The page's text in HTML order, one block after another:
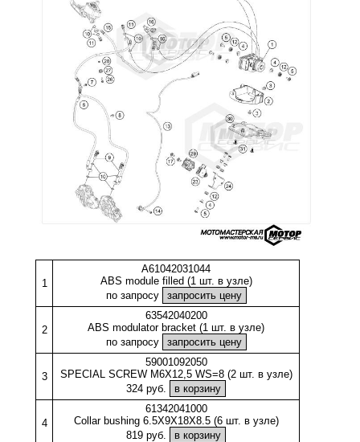
1
A61042031044
ABS module filled (1 шт. в узле)
по запросу
2
63542040200
ABS modulator bracket (1 шт. в узле)
по запросу
3
59001092050
SPECIAL SCREW M6X12,5 WS=8 (2 шт. в узле)
324 руб.
4
61342041000
Collar bushing 6.5X9X18X8.5 (6 шт. в узле)
819 руб.